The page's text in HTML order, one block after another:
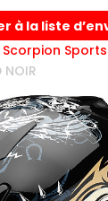
à la liste
Scorpion
NOIR